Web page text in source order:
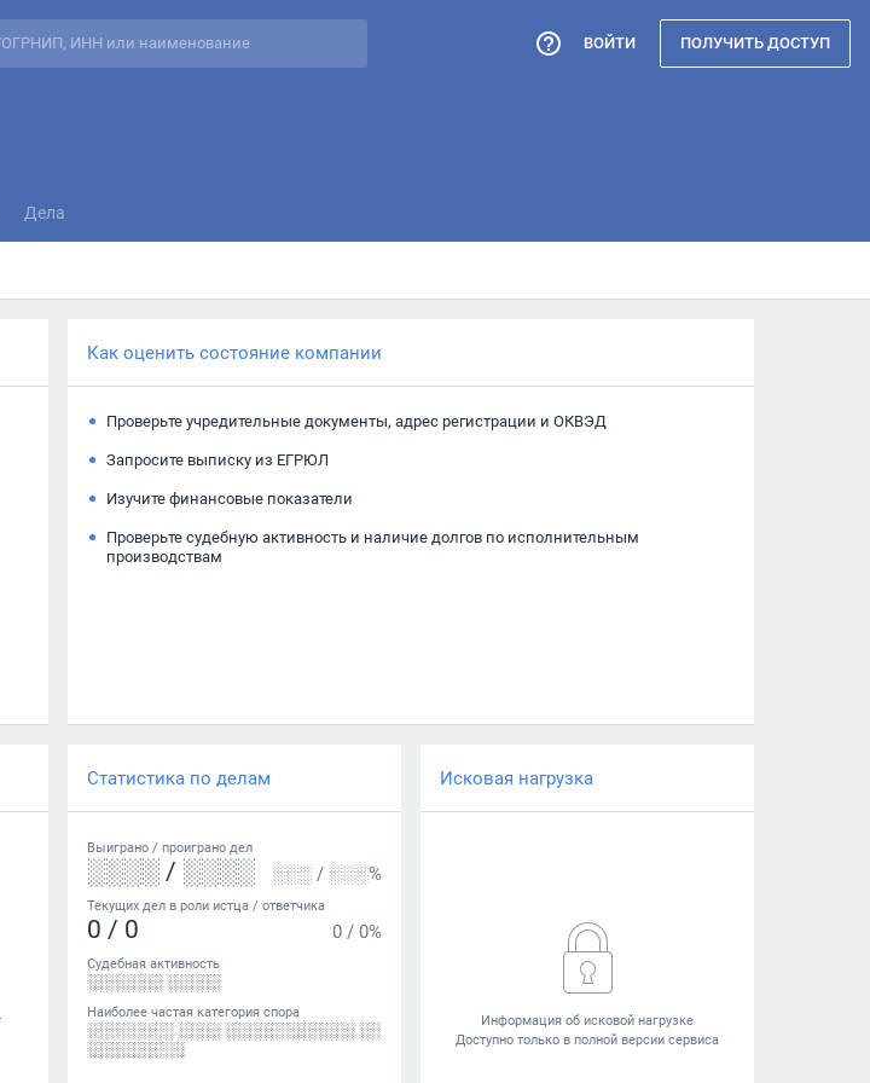
Дела
ВОЙТИ ПОЛУЧИТЬ ДОСТУП
Как оценить состояние компании
Проверьте учредительные документы, адрес регистрации и ОКВЭД
Запросите выписку из ЕГРЮЛ
Изучите финансовые показатели
Проверьте судебную активность и наличие долгов по исполнительным
производствам
Статистика по делам
Выиграно / проиграно дел
░░░░ / ░░░░ ░░░ / ░░░%
Текущих дел в роли истца / ответчика
0 / 0 0 / 0%
Судебная активность
░░░░░░░ ░░░░░
Наиболее частая категория спора
░░░░░░░░ ░░░░ ░░░░░░░░░░░░ ░░
░░░░░░░░░
Исковая нагрузка